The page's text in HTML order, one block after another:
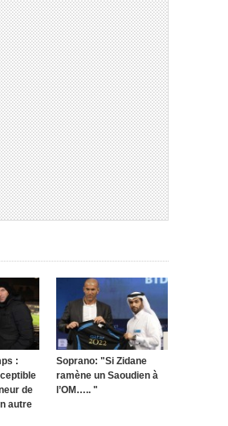
:
de
autre
Soprano: "Si Zidane
ramène un Saoudien à
l’OM….. "